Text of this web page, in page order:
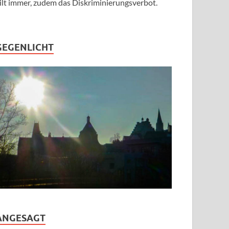
immer, zudem das Diskriminierungsverbot.